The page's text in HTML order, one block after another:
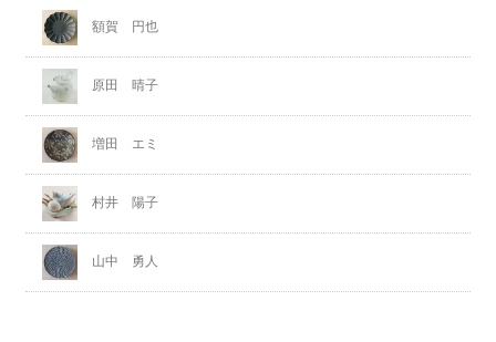
額賀 円也
原田 晴子
増田 エミ
村井 陽子
山中 勇人